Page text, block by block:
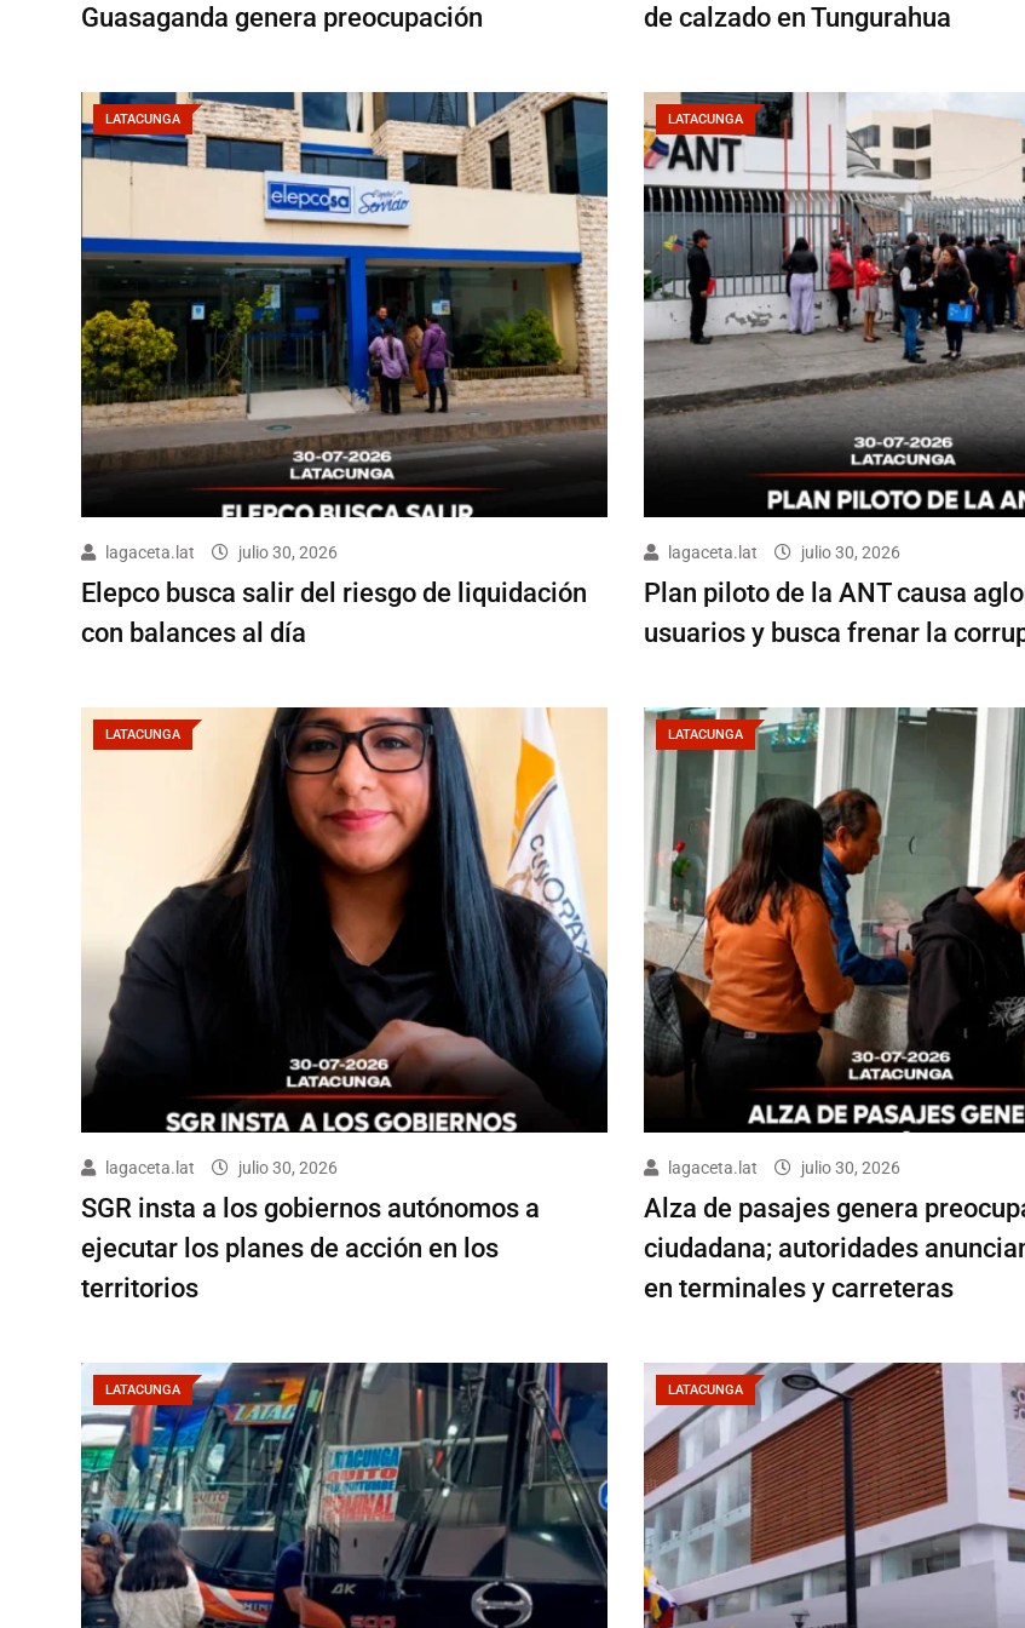
Guasaganda genera preocupación de calzado en Tungurahua
LATACUNGA
lagaceta.lat julio 30, 2026
Elepco busca salir del riesgo de liquidación
con balances al día
LATACUNGA
lagaceta.lat julio 30, 2026
Plan piloto de la ANT causa
usuarios y busca frenar la
LATACUNGA
lagaceta.lat julio 30, 2026
SGR insta a los gobiernos autónomos a
ejecutar los planes de acción en los
territorios
LATACUNGA
lagaceta.lat julio 30, 2026
Alza de pasajes genera
ciudadana; autoridades
en terminales y carreteras
LATACUNGA LATACUNGA